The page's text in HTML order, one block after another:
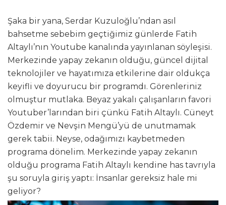
Şaka bir yana, Serdar Kuzuloğlu’ndan asıl
bahsetme sebebim geçtiğimiz günlerde Fatih
Altaylı’nın Youtube kanalında yayınlanan söyleşisi.
Merkezinde yapay zekanın olduğu, güncel dijital
teknolojiler ve hayatımıza etkilerine dair oldukça
keyifli ve doyurucu bir programdı. Görenleriniz
olmuştur mutlaka. Beyaz yakalı çalışanların favori
Youtuber’larından biri çünkü Fatih Altaylı. Cüneyt
Özdemir ve Nevşin Mengü’yü de unutmamak
gerek tabii. Neyse, odağımızı kaybetmeden
programa dönelim. Merkezinde yapay zekanın
olduğu programa Fatih Altaylı kendine has tavrıyla
şu soruyla giriş yaptı: İnsanlar gereksiz hale mi
geliyor?